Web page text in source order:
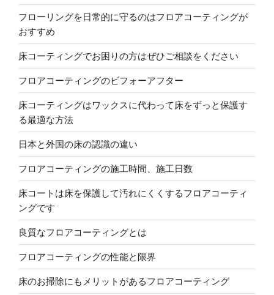
フローリングを日常的に守るのはフロアコーティングが
おすすめ
床コーティングでお困りの方はぜひご相談をください
フロアコーティングのビフォーアフター
床コーティングはワックスに代わって床をずっと保護す
る最適な方法
日本と外国の床の認識の違い
フロアコーティングの施工時間、施工日数
床コートは床を保護して汚れにくくするフロアコーティ
ングです
良質なフロアコーティングとは
フロアコーティングの性能と限界
床のお掃除にもメリットがあるフロアコーティング